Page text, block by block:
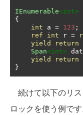
IEnumerable<int>
{
int a = 123 ;
ref
int r =
yield
return
Span<int>
yield
return
}
続けて以下のリ
ロックを使う例で